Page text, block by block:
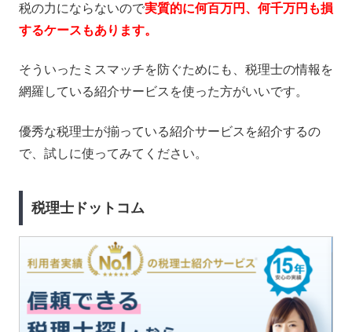
税の力にならないので実質的に何百万円、何千万円も損
するケースもあります。
そういったミスマッチを防ぐためにも、税理士の情報を
網羅している紹介サービスを使った方がいいです。
優秀な税理士が揃っている紹介サービスを紹介するの
で、試しに使ってみてください。
税理士ドットコム